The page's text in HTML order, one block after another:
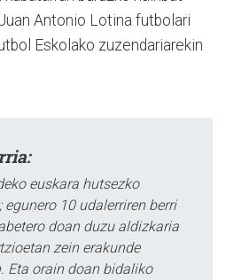
Antonio Lotina futbolari
Eskolako zuzendariarekin
euskara hutsezko
10 udalerriren berri
doan duzu aldizkaria
zein erakunde
Eta orain doan bidaliko